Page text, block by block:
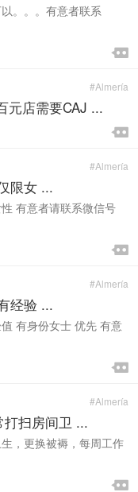
。。。有意者联系


#Almería
元店需要CAJ ...


#Almería
限女 ...
有意者请联系微信号


#Almería
经验 ...
有身份女士 优先 有意


#Almería
扫房间卫 ...
，更换被褥，每周工作

